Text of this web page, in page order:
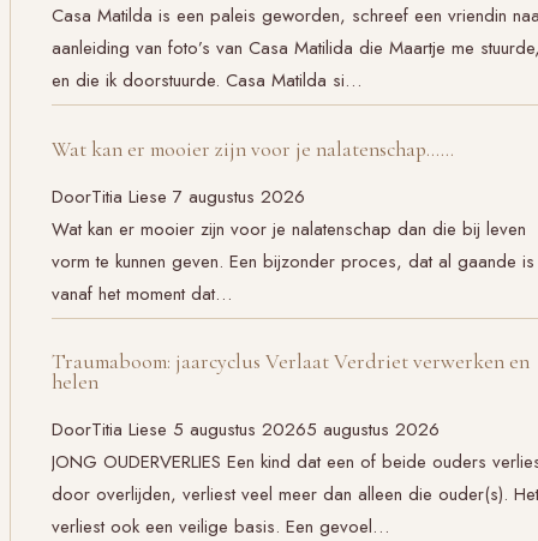
Casa Matilda is een paleis geworden, schreef een vriendin
aanleiding van foto’s van Casa Matilida die Maartje me
en die ik doorstuurde. Casa Matilda si…
Wat kan er mooier zijn voor je nalatenschap……
DoorTitia Liese 7 augustus 2026
Wat kan er mooier zijn voor je nalatenschap dan die bij leven
vorm te kunnen geven. Een bijzonder proces, dat al gaande is
vanaf het moment dat…
Traumaboom: jaarcyclus Verlaat Verdriet verwerken en
helen
DoorTitia Liese 5 augustus 20265 augustus 2026
JONG OUDERVERLIES Een kind dat een of beide ouders
door overlijden, verliest veel meer dan alleen die ouder(s). Het
verliest ook een veilige basis. Een gevoel…